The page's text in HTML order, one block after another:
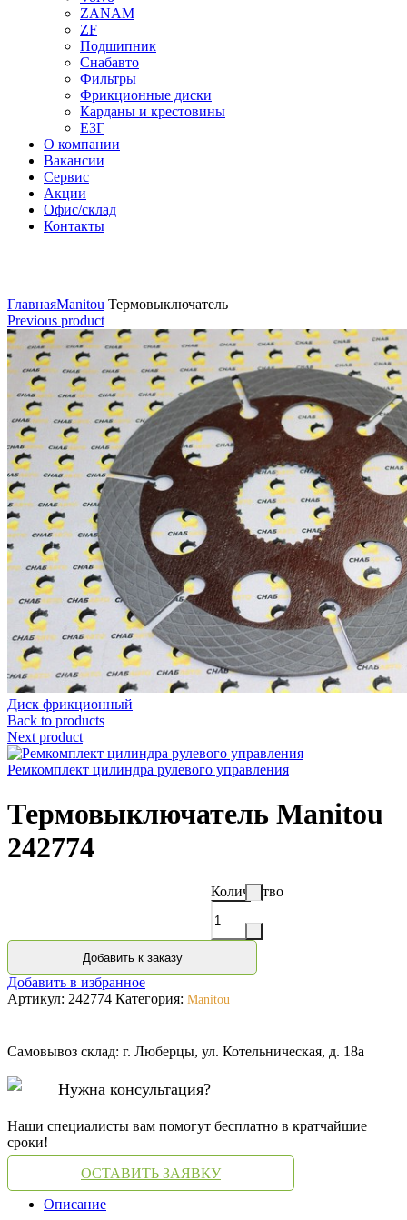
ZANAM
ZF
Подшипник
Снабавто
Фильтры
Фрикционные диски
Карданы и крестовины
ЕЗГ
О компании
Вакансии
Сервис
Акции
Офис/склад
Контакты
ГлавнаяManitou Термовыключатель
Previous product
Диск фрикционный
Back to products
Next product
Ремкомплект цилиндра рулевого управления
Термовыключатель Manitou
242774
Количество
Добавить к заказу
Добавить в избранное
Артикул: 242774 Категория: Manitou
Самовывоз склад: г. Люберцы, ул. Котельническая, д. 18а
Нужна консультация?
Наши специалисты вам помогут бесплатно в кратчайшие
сроки!
ОСТАВИТЬ ЗАЯВКУ
Описание